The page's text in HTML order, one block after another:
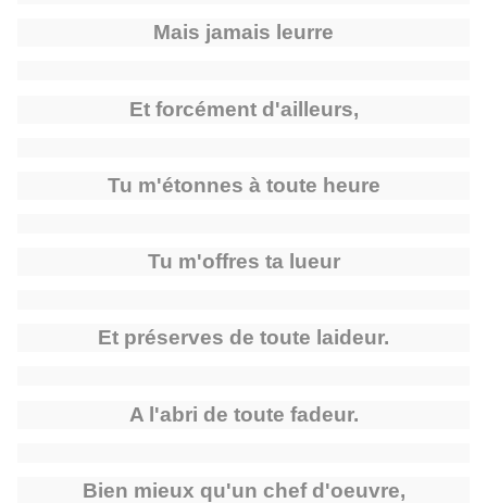
Mais jamais leurre
Et forcément d'ailleurs,
Tu m'étonnes à toute heure
Tu m'offres ta lueur
Et préserves de toute laideur.
A l'abri de toute fadeur.
Bien mieux qu'un chef d'oeuvre,